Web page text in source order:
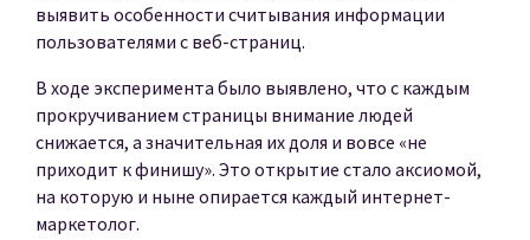
выявить особенности считывания информации
пользователями с веб-страниц.
В ходе эксперимента было выявлено, что с каждым
прокручиванием страницы внимание людей
снижается, а значительная их доля и вовсе «не
приходит к финишу». Это открытие стало аксиомой,
на которую и ныне опирается каждый интернет-
маркетолог.